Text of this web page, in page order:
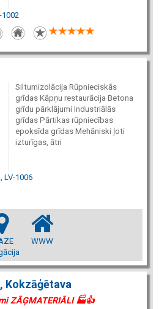
1002
Siltumizolācija Rūpnieciskās
grīdas Kāpņu restaurācija Betona
grīdu pārklājumi Industriālās
grīdas Pārtikas rūpniecības
epoksīda grīdas Mehāniski ļoti
izturīgas, ātri
LV-1006
WWW
Kokzāģētava
ZĀĢMATERIĀLI 🏭👍